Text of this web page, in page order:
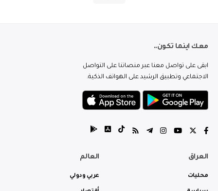
معك اينما تكون..
ابقى على تواصل معنا عبر منصاتنا على التواصل
الاجتماعي وتطبيق الرشيد على الهواتف الذكية.
العراق
محليات
العالم
عربي ودولي